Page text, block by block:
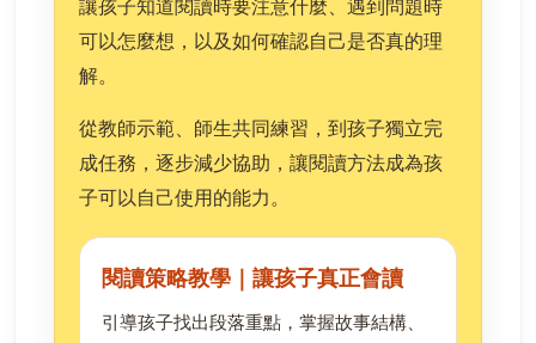
讓孩子知道閱讀時要注意什麼、遇到問題時
可以怎麼想，以及如何確認自己是否真的理
解。
從教師示範、師生共同練習，到孩子獨立完
成任務，逐步減少協助，讓閱讀方法成為孩
子可以自己使用的能力。
閱讀策略教學｜讓孩子真正會讀
引導孩子找出段落重點，掌握故事結構、